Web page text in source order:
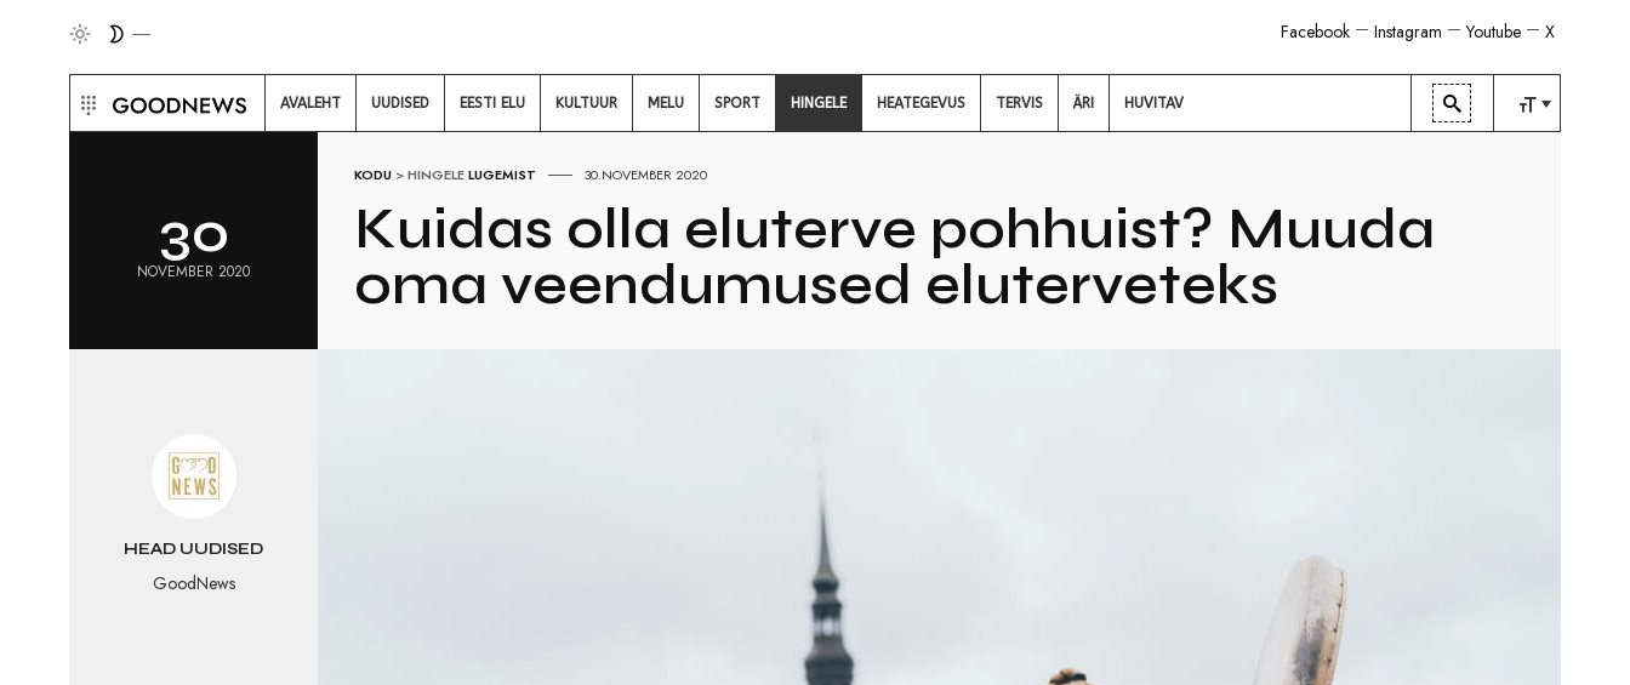
X
Youtube
Instagram
Facebook
AVALEHT UUDISED EESTI ELU KULTUUR MELU SPORT HINGELE HEATEGEVUS TERVIS ÄRI HUVITAV
30
NOVEMBER 2020
KODU >HINGELELUGEMIST 30.NOVEMBER 2020
Kuidas olla eluterve pohhuist? Muuda
oma veendumused eluterveteks
HEAD UUDISED
GoodNews